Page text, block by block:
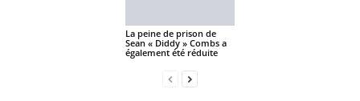
La peine de prison de
Sean « Diddy » Combs a
également été réduite